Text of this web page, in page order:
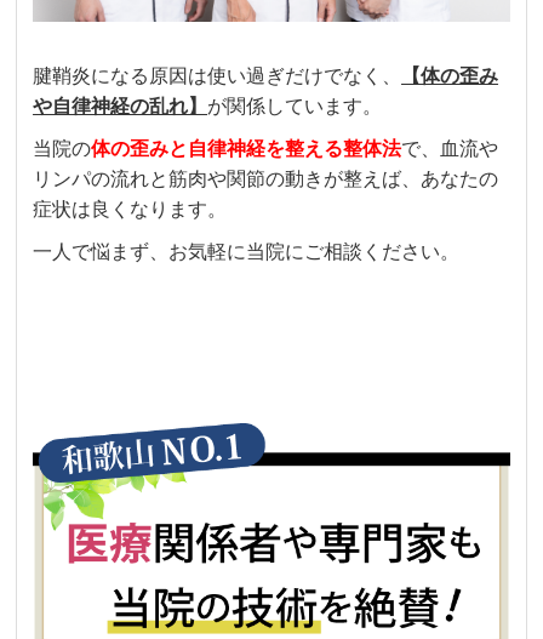
腱鞘炎になる原因は使い過ぎだけでなく、
【体の歪み
や自律神経の乱れ】 が関係しています。
当院の体の歪みと自律神経を整える整体法で、血流や
リンパの流れと筋肉や関節の動きが整えば、あなたの
症状は良くなります。
一人で悩まず、お気軽に当院にご相談ください。